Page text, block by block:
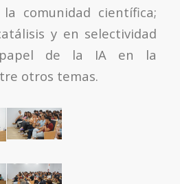
comunidad científica;
y en selectividad
de la IA en la
otros temas.